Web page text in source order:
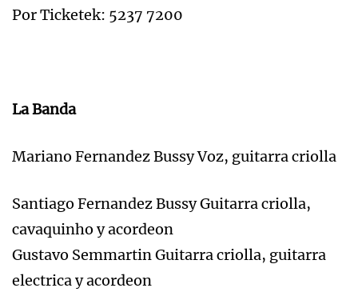
Por Ticketek: 5237 7200
La Banda
Mariano Fernandez Bussy Voz, guitarra criolla
Santiago Fernandez Bussy Guitarra criolla,
cavaquinho y acordeon
Gustavo Semmartin Guitarra criolla, guitarra
electrica y acordeon